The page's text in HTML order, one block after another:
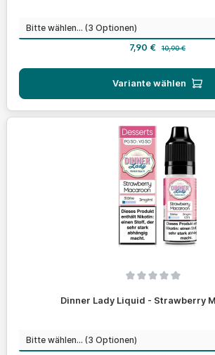
Nikotinstärkeauswählen
Verkaufspreis:
7,90 € 10,90 €
Variante wählen
Dinner Lady Liquid - Strawberry
Nikotinstärkeauswählen